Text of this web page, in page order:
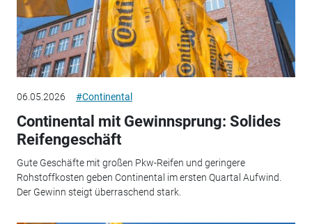
06.05.2026 #Continental
Continental mit Gewinnsprung: Solides
Reifengeschäft
Gute Geschäfte mit großen Pkw-Reifen und geringere
Rohstoffkosten geben Continental im ersten Quartal Aufwind.
Der Gewinn steigt überraschend stark.